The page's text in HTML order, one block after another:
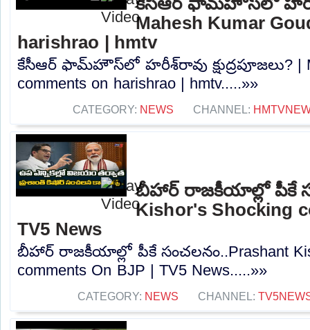
Mahesh Kumar
harishrao | hmtv
కేసీఆర్ ఫామ్‌హౌస్‌లో హరీశ్‌రావు క్షుద్రపూజలు? |
comments on harishrao | hmtv.....»»
CATEGORY: NEWS CHANNEL:
బీహార్ రాజకీయాల్లో పీకే
Kishor's Shocking
TV5 News
బీహార్ రాజకీయాల్లో పీకే సంచలనం..Prashant
comments On BJP | TV5 News.....»»
CATEGORY: NEWS CHANNEL: